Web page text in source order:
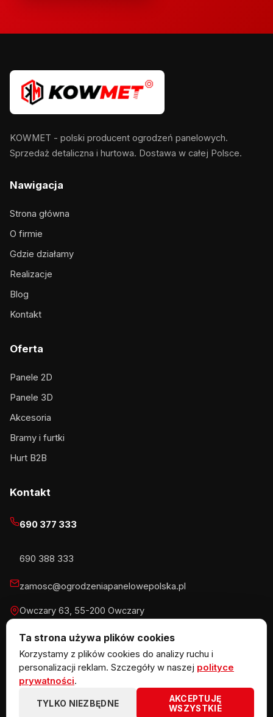
Ta strona używa plików cookies
Korzystamy z plików cookies do analizy ruchu i
personalizacji reklam. Szczegóły w naszej polityce
prywatności.
TYLKO NIEZBĘDNE
AKCEPTUJĘ
WSZYSTKIE
KOWMET - polski producent ogrodzeń panelowych.
Sprzedaż detaliczna i hurtowa. Dostawa w całej Polsce.
Nawigacja
Strona główna
O firmie
Gdzie działamy
Realizacje
Blog
Kontakt
Oferta
Panele 2D
Panele 3D
Akcesoria
Bramy i furtki
Hurt B2B
Kontakt
690 377 333
690 388 333
zamosc@ogrodzeniapanelowepolska.pl
Owczary 63, 55-200 Owczary
Pn-Pt 8-16, Sb 8-13:30
© 2026 KOW MET Marlena Kowalska · NIP 5291746970 ·
REGON 383867720 · Owczary 63, 55-200 Owczary